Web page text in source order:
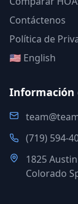
Contáctenos
Política de
🇺🇸 English
Información
(719) 594-
1825
Colorado